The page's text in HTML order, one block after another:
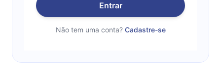
Entrar
Não tem uma conta? Cadastre-se